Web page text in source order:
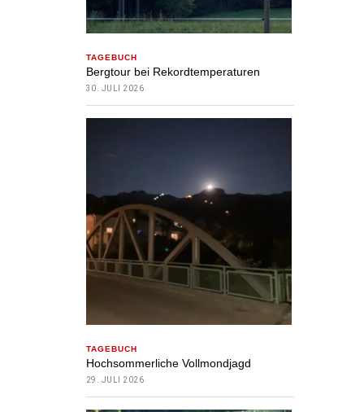
TAGEBUCH
Bergtour bei Rekordtemperaturen
30. JULI 2026
TAGEBUCH
Hochsommerliche Vollmondjagd
29. JULI 2026